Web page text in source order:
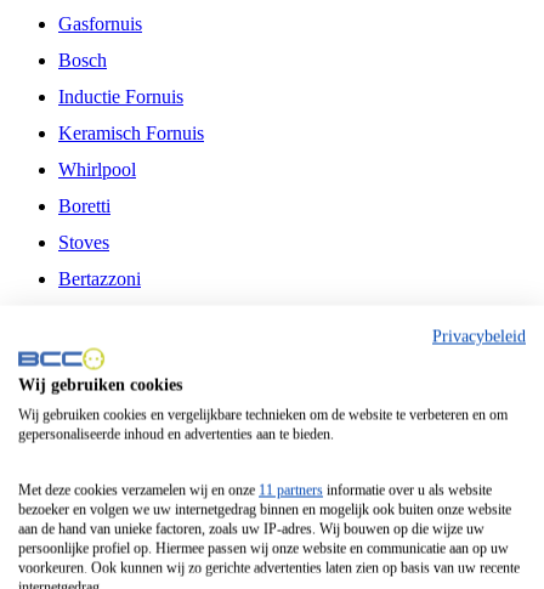
Gasfornuis
Bosch
Inductie Fornuis
Keramisch Fornuis
Whirlpool
Boretti
Stoves
Bertazzoni
Fitelli
Airfryer
Frituurpan
Contactgrill
Broodbakmachine
Broodrooster
Privacybeleid
Wij gebruiken cookies
Wij gebruiken cookies en vergelijkbare technieken om de website te verbeteren en om
gepersonaliseerde inhoud en advertenties aan te bieden.
Met deze cookies verzamelen wij en onze 11 partners informatie over u als website
bezoeker en volgen we uw internetgedrag binnen en mogelijk ook buiten onze website
aan de hand van unieke factoren, zoals uw IP-adres. Wij bouwen op die wijze uw
persoonlijke profiel op. Hiermee passen wij onze website en communicatie aan op uw
voorkeuren. Ook kunnen wij zo gerichte advertenties laten zien op basis van uw recente